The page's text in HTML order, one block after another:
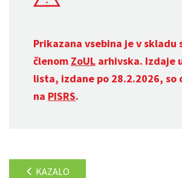
Prikazana vsebina je v skladu
členom ZoUL arhivska. Izdaje
lista, izdane po 28.2.2026, so
na PISRS.
KAZALO